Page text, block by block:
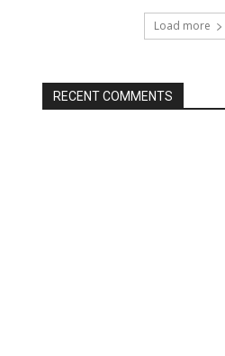
Load more
RECENT COMMENTS